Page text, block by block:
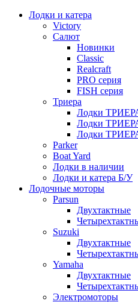
Лодки и катера
Victory
Салют
Новинки
Classic
Realcraft
PRO серия
FISH серия
Триера
Лодки
Лодки
Лодки
Parker
Boat Yard
Лодки в наличии
Лодки и катера Б/У
Лодочные моторы
Parsun
Двухтактные
Suzuki
Двухтактные
Yamaha
Двухтактные
Электромоторы